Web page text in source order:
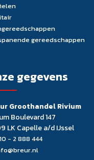
gereedschappen
gegevens
Groothandel Rivium
Boulevard 147
LK Capelle a/d IJssel
- 2 888 444